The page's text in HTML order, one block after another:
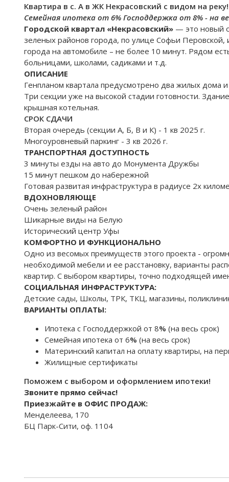
Квартира в с. А в ЖК Некрасовский с видом на реку!
Семейная ипотека от 6% Господдержка от 8% - на
Городской квартал «Некрасовский» — это новый
зеленых районов города, по улице Софьи
города на автомобиле – не более 10 минут. Рядом
больницами, школами, садиками и т.д.
ОПИСАНИЕ
Генпланом квартала предусмотрено два жилых дома
Три секции уже на высокой стадии готовности.
крышная котельная.
СРОК СДАЧИ
Вторая очередь (секции А, Б, В и К) - 1 кв 2025 г.
Многоуровневый паркинг - 3 кв 2026 г.
ТРАНСПОРТНАЯ ДОСТУПНОСТЬ
3 минуты езды на авто до Монумента Дружбы
15 минут пешком до набережной
Готовая развитая инфраструктура в радиусе 2х
ВДОХНОВЛЯЮЩЕ
Очень зеленый район
Шикарные виды на Белую
Исторический центр Уфы
КОМФОРТНО И ФУНКЦИОНАЛЬНО
Одно из весомых преимуществ этого проекта -
необходимой мебели и ее расстановку, варианты
квартир. С выбором квартиры, точно подходящей
CОЦИАЛЬНАЯ ИНФРАСТРУКТУРА:
Детские сады, Школы, ТРК, ТКЦ, магазины,
ВАРИАНТЫ ОПЛАТЫ:
Ипотека с Господдержкой от 8% (на весь срок)
Семейная ипотека от 6% (на весь срок)
Материнский капитал на оплату квартиры, на
Жилищные сертификаты
Поможем с выбором и оформлением ипотеки!
Звоните прямо сейчас!
Приезжайте в ОФИС ПРОДАЖ:
Менделеева, 170
БЦ Парк-Сити, оф. 1104